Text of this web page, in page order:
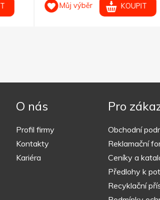
Můj výběr KOUPIT
O nás
Profil firmy
Kontakty
Kariéra
Pro
Obchodní
Reklamační
Ceníky a
Předlohy k
Recyklační